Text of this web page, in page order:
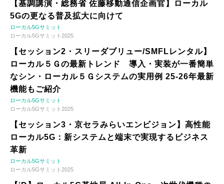
【基調講演・総務省 佐藤移動通信企画官】ローカル
5Gの更なる普及拡大に向けて
ローカル5Gサミット
ローカル5Gサミット2025
【セッション2・スリーダブリュー/SMFLレンタル】
ローカル５Ｇの最新トレンド 導入・実装が一番簡単
なシン・ローカル５Ｇシステムの実用例 25-26年最新
機能もご紹介
ローカル5Gサミット
ローカル5Gサミット2025
【セッション3・京セラみらいエンビジョン】高性能
ローカル5G：新システムと端末で実現するビジネス
革新
ローカル5Gサミット
ローカル5Gサミット2025